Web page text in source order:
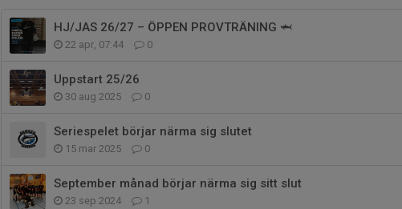
HJ/JAS 26/27 – ÖPPEN PROVTRÄNING 🦈
22 apr, 07:44 0
Uppstart 25/26
30 aug 2025 0
Seriespelet börjar närma sig slutet
15 mar 2025 0
September månad börjar närma sig sitt slut
23 sep 2024 1